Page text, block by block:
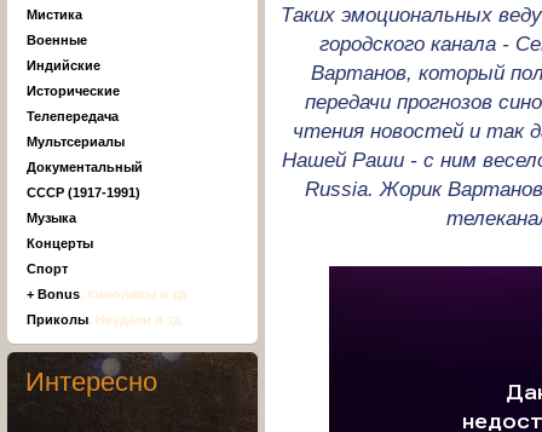
Таких эмоциональных
городского канала -
Вартанов, который
передачи прогнозов
чтения новостей и так
Нашей Раши - с ним
Russia. Жорик
Мистика
Военные
Индийские
Исторические
Телепередача
Мультсериалы
Документальный
СССР (1917-1991)
Музыка
Концерты
Спорт
+ Bonus, Киноляпы и тд
Приколы, Неудачи и тд
Интересно